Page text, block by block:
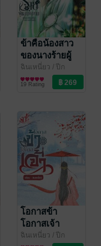
ข้าคือน้องสาว
ของนางร้ายผู้
แสนงดงาม เล่ม
1
ฉินเหนี่ยว / ปีก
อนธการ
นิยายรักจีนโบราณ
19 Rating
โอกาสข้า
โอกาสเจ้า
ฉินเหนี่ยว / ปีก